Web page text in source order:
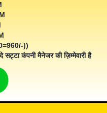
))
कंपनी मैनेजर की ज़िम्मेवारी है